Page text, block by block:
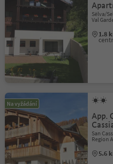
Sëlva/
Val
1.8
Na vyžádání
App.
San
Region
5.6